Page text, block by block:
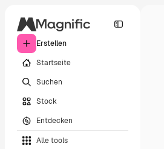
Erstellen
Startseite
Suchen
Stock
Entdecken
Alle tools